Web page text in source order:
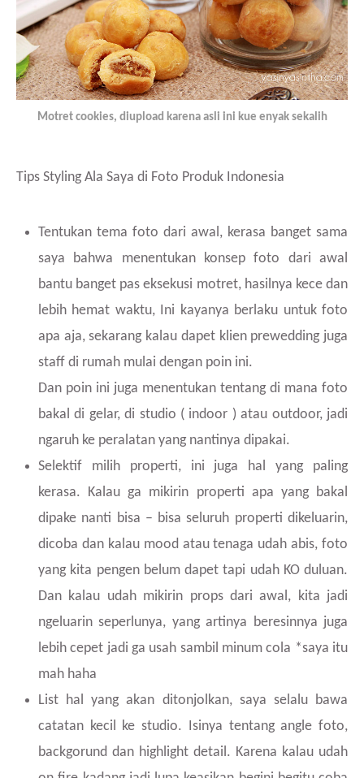
Motret cookies, diupload karena asli ini kue enyak sekalih
Tips Styling Ala Saya di Foto Produk Indonesia
Tentukan tema foto dari awal, kerasa banget sama
saya bahwa menentukan konsep foto dari awal
bantu banget pas eksekusi motret, hasilnya kece dan
lebih hemat waktu, Ini kayanya berlaku untuk foto
apa aja, sekarang kalau dapet klien prewedding juga
staff di rumah mulai dengan poin ini.
Dan poin ini juga menentukan tentang di mana foto
bakal di gelar, di studio ( indoor ) atau outdoor, jadi
ngaruh ke peralatan yang nantinya dipakai.
Selektif milih properti, ini juga hal yang paling
kerasa. Kalau ga mikirin properti apa yang bakal
dipake nanti bisa – bisa seluruh properti dikeluarin,
dicoba dan kalau mood atau tenaga udah abis, foto
yang kita pengen belum dapet tapi udah KO duluan.
Dan kalau udah mikirin props dari awal, kita jadi
ngeluarin seperlunya, yang artinya beresinnya juga
lebih cepet jadi ga usah sambil minum cola *saya itu
mah haha
List hal yang akan ditonjolkan, saya selalu bawa
catatan kecil ke studio. Isinya tentang angle foto,
backgorund dan highlight detail. Karena kalau udah